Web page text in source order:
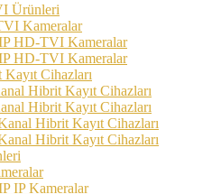
Ürünleri
Kameralar
TVI Kameralar
TVI Kameralar
Cihazları
Hibrit Kayıt Cihazları
Hibrit Kayıt Cihazları
Hibrit Kayıt Cihazları
Hibrit Kayıt Cihazları
Kameralar